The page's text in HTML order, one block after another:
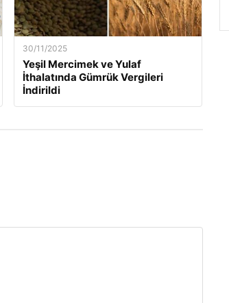
30/11/2025
Yeşil Mercimek ve Yulaf
İthalatında Gümrük Vergileri
İndirildi